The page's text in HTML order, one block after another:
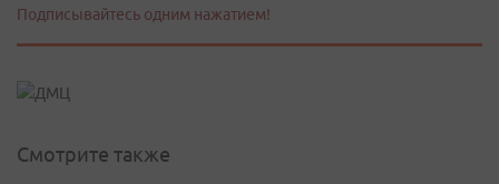
Подписывайтесь одним нажатием!
Смотрите также